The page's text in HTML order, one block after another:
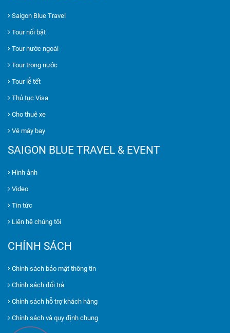
Saigon Blue Travel
Tour nổi bật
Tour nước ngoài
Tour trong nước
Tour lễ tết
Thủ tục Visa
Cho thuê xe
Vé máy bay
SAIGON BLUE TRAVEL & EVENT
Hình ảnh
Video
Tin tức
Liên hệ chúng tôi
CHÍNH SÁCH
Chính sách bảo mật thông tin
Chính sách đổi trả
Chính sách hỗ trợ khách hàng
Chính sách và quy định chung